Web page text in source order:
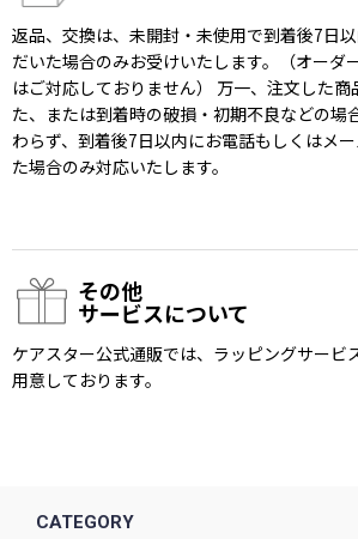
返品、交換は、未開封・未使用で到着後7日
だいた場合のみお受けいたします。（オーダ
はご対応しておりません） 万一、注文した
た、または到着時の破損・初期不良などの場
わらず、到着後7日以内にお電話もしくはメ
た場合のみ対応いたします。
その他
サービスについて
ケアスター公式通販では、ラッピングサービ
用意しております。
CATEGORY